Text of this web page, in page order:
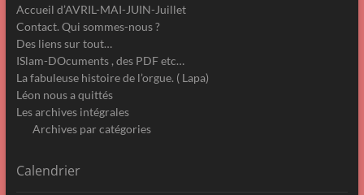
Accueil d’AVRIL-MAI-JUIN-Juillet
Contact. Qui sommes-nous ?
Des liens sur tout…
ISlam-DOcuments , des PDF etc…
La fabuleuse histoire de l’orgue. ( Lapa)
Léon nous a quittés
Les archives intégrales
Archives par catégories
Calendrier